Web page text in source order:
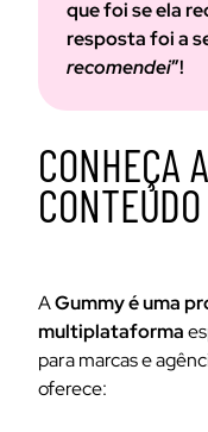
que foi se ela
resposta foi a
recomendei”!
CONHEÇA
AGummy é uma
multiplataforma
para marcas e
oferece: